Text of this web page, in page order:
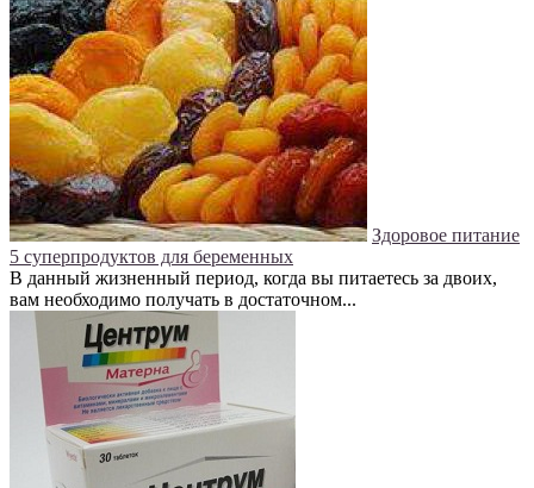
Здоровое питание
5 суперпродуктов для беременных
В данный жизненный период, когда вы питаетесь за двоих,
вам необходимо получать в достаточном...